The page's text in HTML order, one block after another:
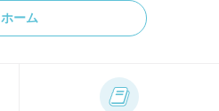
ホーム